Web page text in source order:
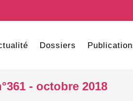
Dossiers
- octobre 2018